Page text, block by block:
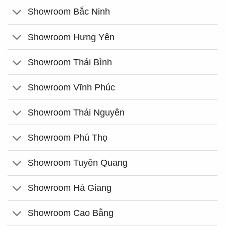
Showroom Bắc Ninh
Showroom Hưng Yên
Showroom Thái Bình
Showroom Vĩnh Phúc
Showroom Thái Nguyên
Showroom Phú Thọ
Showroom Tuyên Quang
Showroom Hà Giang
Showroom Cao Bằng